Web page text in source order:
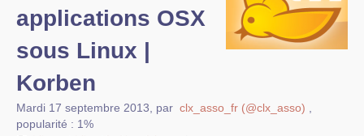
Espace membres
applications OSX
sous Linux |
Korben
Mardi 17 septembre 2013 par clx_asso_fr (@clx_asso)
popularité : 1%